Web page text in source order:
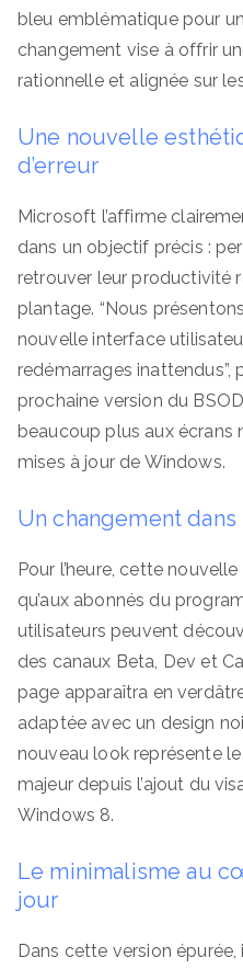
bleu emblématique pour
changement vise à offrir
rationnelle et alignée sur
Une nouvelle
d’erreur
Microsoft l’affirme
dans un objectif précis :
retrouver leur productivité
plantage. “Nous
nouvelle interface
redémarrages inattendus”,
prochaine version du
beaucoup plus aux écrans
mises à jour de Windows.
Un changement dans
Pour l’heure, cette
qu’aux abonnés du
utilisateurs peuvent
des canaux Beta, Dev et
page apparaîtra en
adaptée avec un design
nouveau look représente
majeur depuis l’ajout du
Windows 8.
Le minimalisme au
jour
Dans cette version